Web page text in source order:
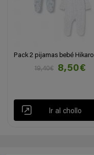
Pack 2 pijamas bebé Hikaro
19,40€
8,50€
Ir al chollo